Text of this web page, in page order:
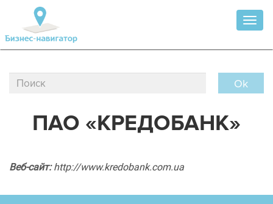
Ok
ПАО «КРЕДОБАНК»
Веб-сайт: http://www.kredobank.com.ua